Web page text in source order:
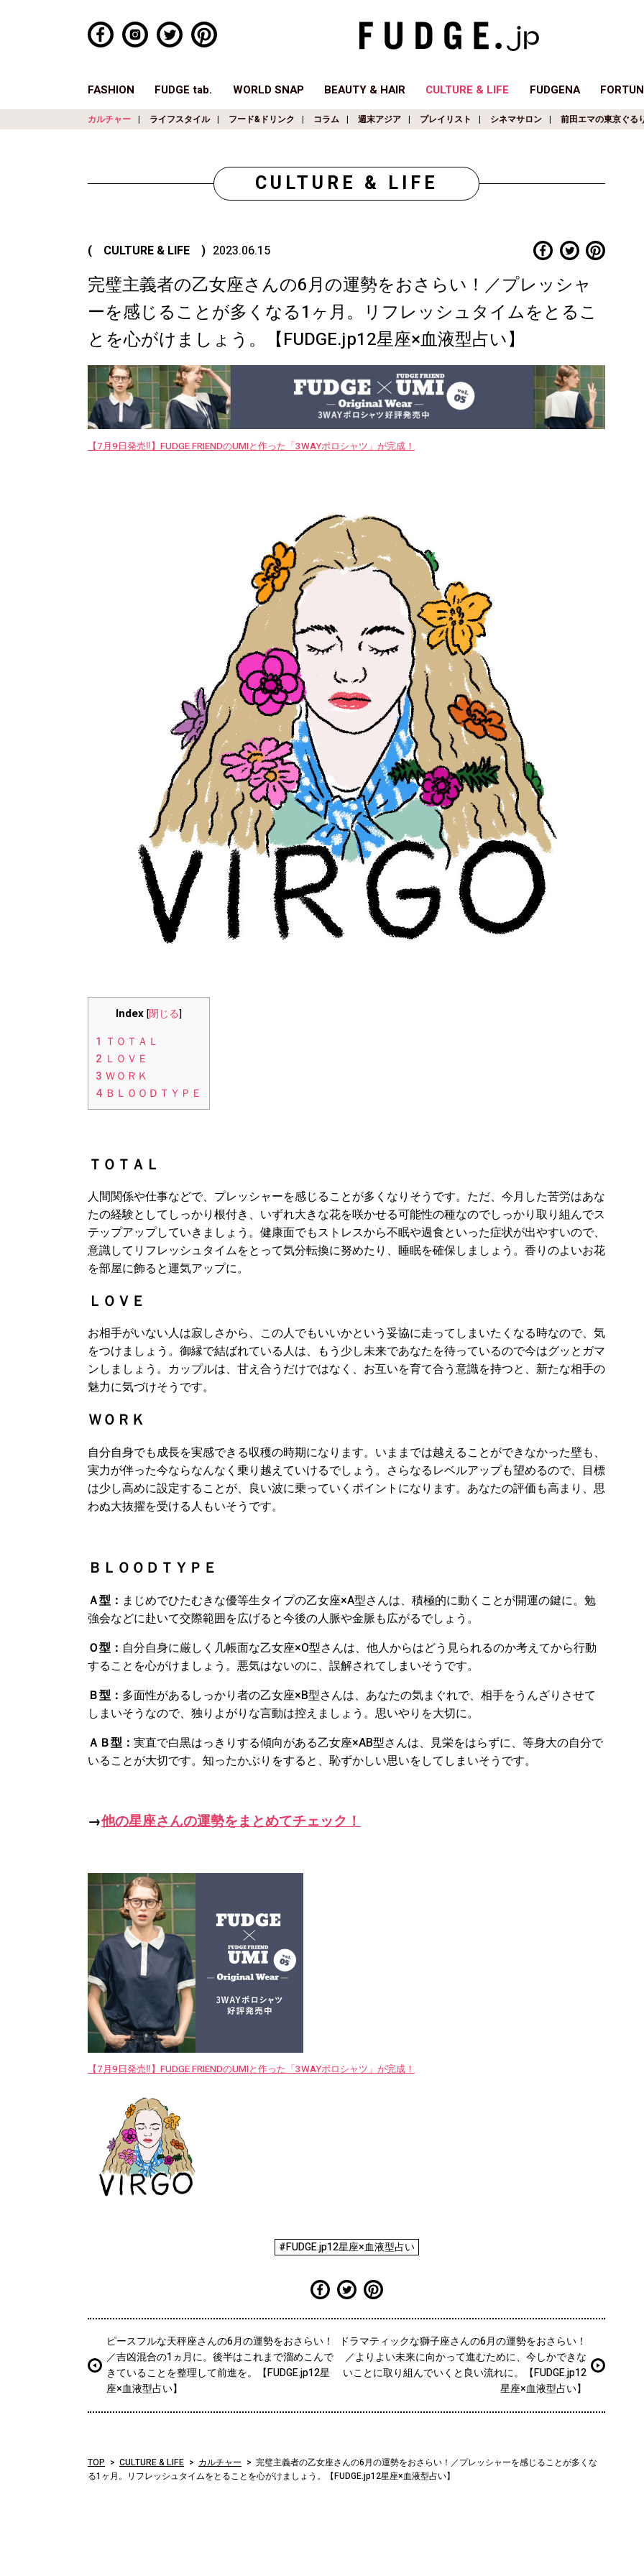
FASHION FUDGE tab. WORLD SNAP BEAUTY & HAIR CULTURE & LIFE FUDGENA
カルチャー ライフスタイル フード&ドリンク コラム 週末アジア プレイリスト シネマサロン 前田エマの東京ぐる
CULTURE & LIFE
( CULTURE & LIFE ) 2023.06.15
完璧主義者の乙女座さんの6月の運勢をおさらい！／プレッシャ
ーを感じることが多くなる1ヶ月。リフレッシュタイムをとるこ
とを心がけましょう。【FUDGE.jp12星座×血液型占い】
【7月9日発売‼︎】FUDGE FRIENDのUMIと作った「3WAYポロシャツ」が完成！
Index [閉じる]
1 ＴＯＴＡＬ
2 ＬＯＶＥ
3 ＷＯＲＫ
4 ＢＬＯＯＤＴＹＰＥ
ＴＯＴＡＬ
人間関係や仕事などで、プレッシャーを感じることが多くなりそうです。ただ、今月した苦労はあな
たの経験としてしっかり根付き、いずれ大きな花を咲かせる可能性の種なのでしっかり取り組んでス
テップアップしていきましょう。健康面でもストレスから不眠や過食といった症状が出やすいので、
意識してリフレッシュタイムをとって気分転換に努めたり、睡眠を確保しましょう。香りのよいお花
を部屋に飾ると運気アップに。
ＬＯＶＥ
お相手がいない人は寂しさから、この人でもいいかという妥協に走ってしまいたくなる時なので、気
をつけましょう。御縁で結ばれている人は、もう少し未来であなたを待っているので今はグッとガマ
ンしましょう。カップルは、甘え合うだけではなく、お互いを育て合う意識を持つと、新たな相手の
魅力に気づけそうです。
ＷＯＲＫ
自分自身でも成長を実感できる収穫の時期になります。いままでは越えることができなかった壁も、
実力が伴った今ならなんなく乗り越えていけるでしょう。さらなるレベルアップも望めるので、目標
は少し高めに設定することが、良い波に乗っていくポイントになります。あなたの評価も高まり、思
わぬ大抜擢を受ける人もいそうです。
ＢＬＯＯＤＴＹＰＥ
Ａ型： まじめでひたむきな優等生タイプの乙女座×A型さんは、 積極的に動くことが開運の鍵に。勉
強会などに赴いて交際範囲を広げると今後の人脈や金脈も広がるでしょう。
Ｏ型： 自分自身に厳しく几帳面な乙女座×O型さんは、 他人からはどう見られるのか考えてから行動
することを心がけましょう。悪気はないのに、誤解されてしまいそうです。
Ｂ型： 多面性があるしっかり者の乙女座×B型さんは、 あなたの気まぐれで、相手をうんざりさせて
しまいそうなので、独りよがりな言動は控えましょう。思いやりを大切に。
ＡＢ型： 実直で白黒はっきりする傾向がある乙女座×AB型さんは、 見栄をはらずに、等身大の自分で
いることが大切です。知ったかぶりをすると、恥ずかしい思いをしてしまいそうです。
→他の星座さんの運勢をまとめてチェック！
【7月9日発売‼︎】FUDGE FRIENDのUMIと作った「3WAYポロシャツ」が完成！
#FUDGE.jp12星座×血液型占い
ピースフルな天秤座さんの6月の運勢をおさらい！
／吉凶混合の1ヵ月に。後半はこれまで溜めこんで
きていることを整理して前進を。【FUDGE.jp12星
座×血液型占い】
ドラマティックな獅子座さんの6月の運勢をおさらい！
／よりよい未来に向かって進むために、今しかできな
いことに取り組んでいくと良い流れに。【FUDGE.jp12
星座×血液型占い】
TOP CULTURE & LIFE カルチャー
完璧主義者の乙女座さんの6月の運勢をおさらい！／プレッシャーを感じることが多くな
る1ヶ月。リフレッシュタイムをとることを心がけましょう。【FUDGE.jp12星座×血液型占い】